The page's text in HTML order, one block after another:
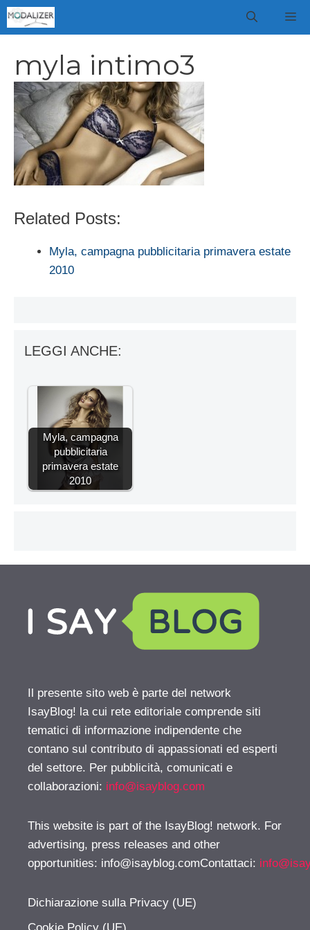
Vai
al
myla intimo3
Related Posts:
Myla, campagna pubblicitaria primavera estate
2010
LEGGI ANCHE:
Myla, campagna
pubblicitaria
primavera estate
2010
Il presente sito web è parte del network
IsayBlog! la cui rete editoriale comprende siti
tematici di informazione indipendente che
contano sul contributo di appassionati ed esperti
del settore. Per pubblicità, comunicati e
collaborazioni: info@isayblog.com
This website is part of the IsayBlog! network. For
advertising, press releases and other
opportunities: info@isayblog.comContattaci:
Dichiarazione sulla Privacy (UE)
Cookie Policy (UE)